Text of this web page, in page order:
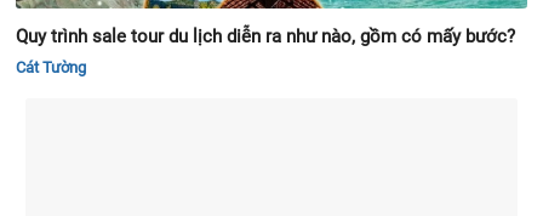
Quy trình sale tour du lịch diễn ra như nào, gồm có mấy bước?
Cát Tường